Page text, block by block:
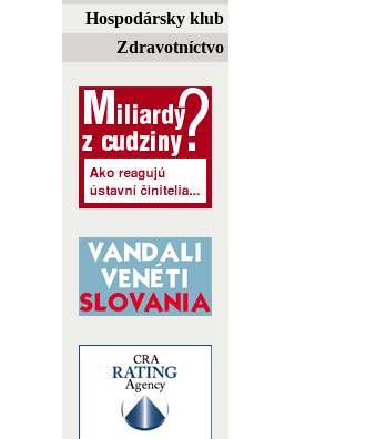
Hospodársky klub
Zdravotníctvo